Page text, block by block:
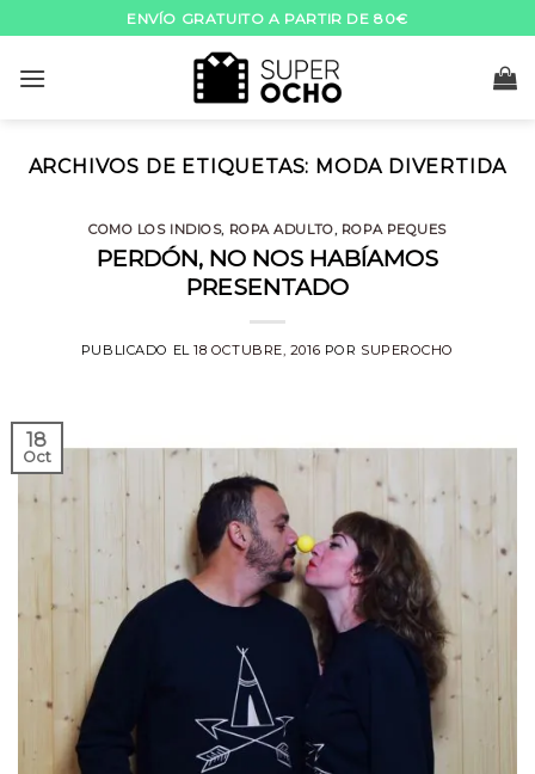
to
content
ENVÍO GRATUITO A PARTIR DE 80€
ARCHIVOS DE ETIQUETAS: MODA DIVERTIDA
COMO LOS INDIOS, ROPA ADULTO, ROPA PEQUES
PERDÓN, NO NOS HABÍAMOS
PRESENTADO
PUBLICADO EL18 OCTUBRE, 2016 POR SUPEROCHO
18
Oct